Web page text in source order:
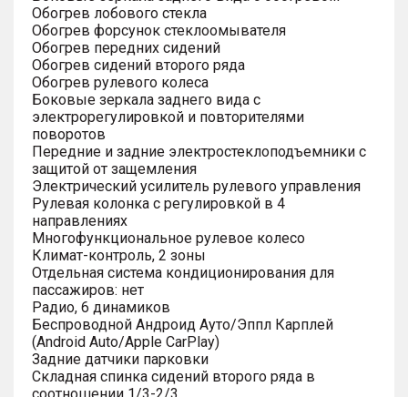
Обогрев лобового стекла
Обогрев форсунок стеклоомывателя
Обогрев передних сидений
Обогрев сидений второго ряда
Обогрев рулевого колеса
Боковые зеркала заднего вида с
электрорегулировкой и повторителями
поворотов
Передние и задние электростеклоподъемники с
защитой от защемления
Электрический усилитель рулевого управления
Рулевая колонка с регулировкой в 4
направлениях
Многофункциональное рулевое колесо
Климат-контроль, 2 зоны
Отдельная система кондиционирования для
пассажиров: нет
Радио, 6 динамиков
Беспроводной Андроид Ауто/Эппл Карплей
(Android Auto/Apple CarPlay)
Задние датчики парковки
Складная спинка сидений второго ряда в
соотношении 1/3-2/3